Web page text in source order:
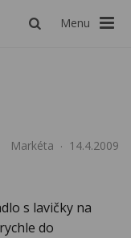
Menu
Markéta 14.4.2009
s lavičky na
do